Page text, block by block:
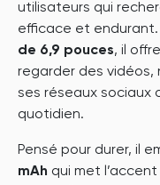
utilisateurs qui
efficace et endurant.
de 6,9 pouces, il
regarder des vidéos,
ses réseaux sociaux
quotidien.
Pensé pour durer, il
mAh qui met l’accent